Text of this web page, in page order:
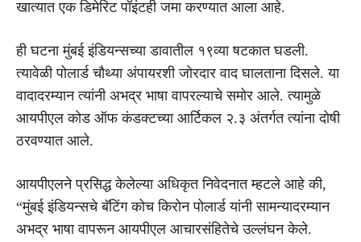
खात्यात एक डिमेरिट पॉइंटही जमा करण्यात आला आहे.
ही घटना मुंबई इंडियन्सच्या डावातील १९व्या षटकात घडली.
त्यावेळी पोलार्ड चौथ्या अंपायरशी जोरदार वाद घालताना दिसले. या
वादादरम्यान त्यांनी अभद्र भाषा वापरल्याचे समोर आले. त्यामुळे
आयपीएल कोड ऑफ कंडक्टच्या आर्टिकल २.३ अंतर्गत त्यांना दोषी
ठरवण्यात आले.
आयपीएलने प्रसिद्ध केलेल्या अधिकृत निवेदनात म्हटले आहे की,
“मुंबई इंडियन्सचे बॅटिंग कोच किरोन पोलार्ड यांनी सामन्यादरम्यान
अभद्र भाषा वापरून आयपीएल आचारसंहितेचे उल्लंघन केले.